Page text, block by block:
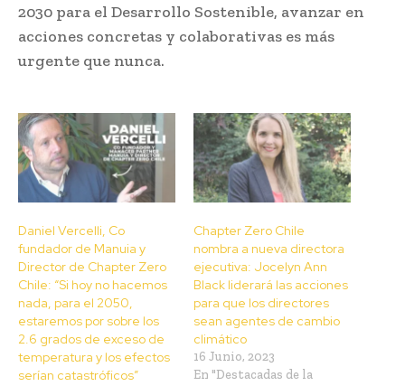
2030 para el Desarrollo Sostenible, avanzar en
acciones concretas y colaborativas es más
urgente que nunca.
Daniel Vercelli, Co
fundador de Manuia y
Director de Chapter Zero
Chile: “Si hoy no hacemos
nada, para el 2050,
estaremos por sobre los
2.6 grados de exceso de
temperatura y los efectos
serían catastróficos”
Chapter Zero Chile
nombra a nueva directora
ejecutiva: Jocelyn Ann
Black liderará las acciones
para que los directores
sean agentes de cambio
climático
16 Junio, 2023
En "Destacadas de la